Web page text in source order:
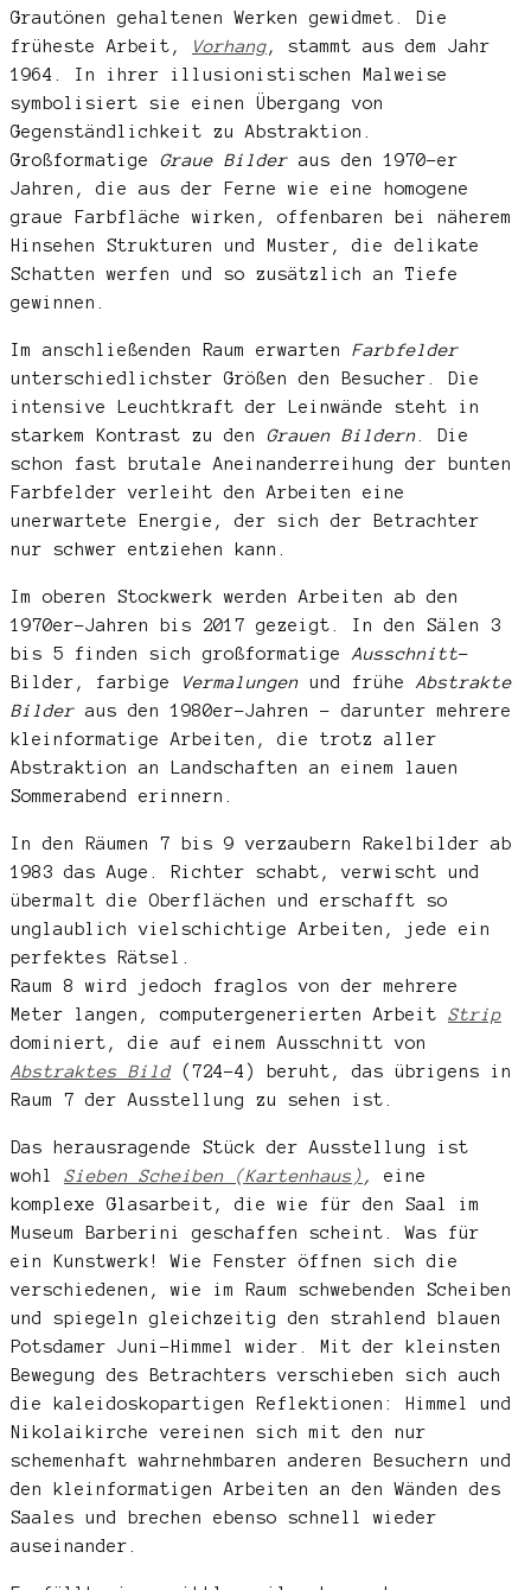
Grautönen gehaltenen Werken gewidmet. Die
früheste Arbeit,
Vorhang, stammt aus dem Jahr
1964. In ihrer illusionistischen Malweise
symbolisiert sie einen Übergang von
Gegenständlichkeit zu Abstraktion.
Großformatige Graue Bilderaus den 1970-er
Jahren, die aus der Ferne wie eine homogene
graue Farbfläche wirken, offenbaren bei näherem
Hinsehen Strukturen und Muster, die delikate
Schatten werfen und so zusätzlich an Tiefe
gewinnen.
Im anschließenden Raum erwarten Farbfelder
unterschiedlichster Größen den Besucher. Die
intensive Leuchtkraft der Leinwände steht in
starkem Kontrast zu den Grauen Bildern. Die
schon fast brutale Aneinanderreihung der bunten
Farbfelder verleiht den Arbeiten eine
unerwartete Energie, der sich der Betrachter
nur schwer entziehen kann.
Im oberen Stockwerk werden Arbeiten ab den
1970er-Jahren bis 2017 gezeigt. In den Sälen 3
bis 5 finden sich großformatige Ausschnitt-
Bilder, farbige
Vermalungenund frühe Abstrakte
Bilderaus den 1980er-Jahren – darunter mehrere
kleinformatige Arbeiten, die trotz aller
Abstraktion an Landschaften an einem lauen
Sommerabend erinnern.
In den Räumen 7 bis 9 verzaubern Rakelbilder ab
1983 das Auge. Richter schabt, verwischt und
übermalt die Oberflächen und erschafft so
unglaublich vielschichtige Arbeiten, jede ein
perfektes Rätsel.
Raum 8 wird jedoch fraglos von der mehrere
Meter langen, computergenerierten Arbeit Strip
dominiert, die auf einem Ausschnitt von
Abstraktes Bild(724-4) beruht, das übrigens in
Raum 7 der Ausstellung zu sehen ist.
Das herausragende Stück der Ausstellung ist
wohl Sieben Scheiben (Kartenhaus) ,
eine
komplexe Glasarbeit, die wie für den Saal im
Museum Barberini geschaffen scheint. Was für
ein Kunstwerk! Wie Fenster öffnen sich die
verschiedenen, wie im Raum schwebenden Scheiben
und spiegeln gleichzeitig den strahlend blauen
Potsdamer Juni-Himmel wider. Mit der kleinsten
Bewegung des Betrachters verschieben sich auch
die kaleidoskopartigen Reflektionen: Himmel und
Nikolaikirche vereinen sich mit den nur
schemenhaft wahrnehmbaren anderen Besuchern und
den kleinformatigen Arbeiten an den Wänden des
Saales und brechen ebenso schnell wieder
auseinander.